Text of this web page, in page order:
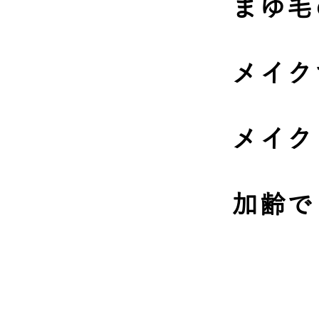
まゆ
メイ
メイ
加齢